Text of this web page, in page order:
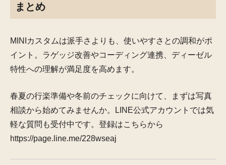
まとめ
MINIカスタムは派手さよりも、使いやすさとの調和がポ
イント。ラゲッジ改善やコーディング連携、ディーゼル
特性への理解が満足度を高めます。
春夏の行楽準備や冬前のチェックに向けて、まずは写真
相談から始めてみませんか。LINE公式アカウントでは気
軽な質問も受付中です。登録はこちらから
https://page.line.me/228wseaj